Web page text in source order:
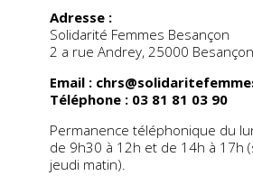
Adresse :
Solidarité Femmes Besançon
2 a rue Andrey, 25000 Besançon
Email :
Téléphone : 03 81 81 03 90
Permanence téléphonique du
de 9h30 à 12h et de 14h à 17h
jeudi matin).